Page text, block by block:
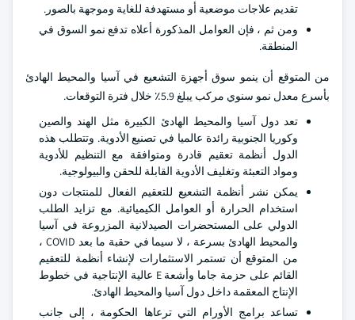
تقديم علاجات موضعية أو مستهدفة للغاية وموجهة بالصور.
ومن ثم ، فإن العوامل المذكورة أعلاه تدفع نمو السوق في
المنطقة.
من المتوقع أن ينمو سوق أجهزة التشعيع في آسيا والمحيط الهادئ
بأسرع معدل نمو سنوي مركب يبلغ 5.9٪ خلال فترة التوقعات.
تعد دول آسيا والمحيط الهادئ الكبيرة مثل الهند والصين
وكوريا الجنوبية رائدة عالميا في تصنيع الأدوية. وتتطلب هذه
الدول أنظمة تعقيم قادرة ومتوافقة مع التنظيم للأدوية
ومواد التعبئة وتغليف الأدوية القابلة للحقن والبيولوجية.
يمكن نشر أنظمة التشعيع للتعقيم الفعال للمنتجات دون
استخدام الحرارة أو العوامل الكيميائية. مع تزايد الطلب
الدولي على المستحضرات الصيدلانية المزروعة في آسيا
والمحيط الهادئ بسرعة ، لا سيما في حقبة ما بعد COVID ،
من المتوقع أن تستمر الاستثمارات لإنشاء أنظمة للتعقيم
القائم على حزمة جاما وأشعة E عالية الإنتاجية في خطوط
الإنتاج المعقمة داخل دول آسيا والمحيط الهادئ.
تساعد برامج الأورام التي ترعاها الحكومة ، إلى جانب